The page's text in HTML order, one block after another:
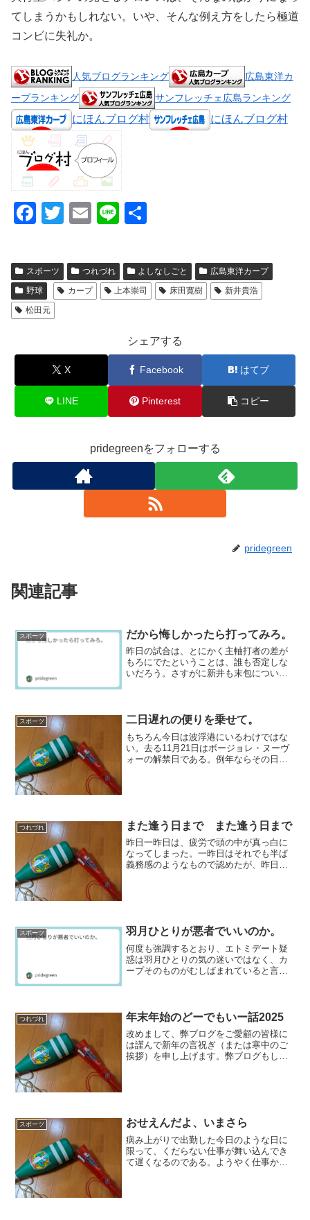
てしまうかもしれない。いや、そんな例え方をしたら極道
コンビに失礼か。
人気ブログランキング
広島東洋カ
ープランキング
サンフレッチェ広島ランキング
にほんブログ村 にほんブログ村
F
c
e
b
o
T
tt
er
E
ail
Li
e
スポーツ つれづれ よしなしごと
広島東洋カープ
野球
カープ 上本崇司 床田寛樹
新井貴浩
松田元
シェアする
X Facebook はてブ
LINE Pinterest コピー
pridegreenをフォローする
pridegreen
関連記事
スポーツ だから悔しかったら打ってみろ。
昨日の試合は、とにかく主軸打者の差が
もろにでたということは、誰も否定しな
いだろう。さすがに新井も末包について
ではあるが、それが結果と...
スポーツ 二日遅れの便りを乗せて。
もちろん今日は波浮港にいるわけではな
い。去る11月21日はボージョレ・ヌーヴ
ォーの解禁日である。例年ならその日に
つれづれ また逢う日まで また逢う日まで
昨日一昨日は、疲労で頭の中が真っ白に
なってしまった。一昨日はそれでも半ば
義務感のようなもので認めたが、昨日は
スポーツ 羽月ひとりが悪者でいいのか。
何度も強調するとおり、エトミデート疑
惑は羽月ひとりの気の迷いではなく、カ
ープそのものがむしばまれていると言っ
し、そういう兆候があれ...
つれづれ 年末年始のどーでもいー話2025
改めまして、弊ブログをご愛顧の皆様に
は謹んで新年の言祝ぎ（または寒中のご
挨拶）を申し上げます。弊ブログもしつ
スポーツ おせえんだよ、いまさら
病み上がりで出勤した今日のような日に
限って、くだらない仕事が舞い込んでき
て遅くなるのである。ようやく仕事から